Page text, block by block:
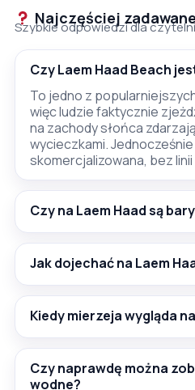
Najczęściej
Szybkie odpowiedzi dla
Czy Laem Haad Beach
To jedno z
więc ludzie faktycznie
na zachody słońca
wycieczkami.
skomercjalizowana, bez
Czy na Laem Haad są
Jak dojechać na Laem
Kiedy mierzeja wygląda
Czy naprawdę można
wodne?